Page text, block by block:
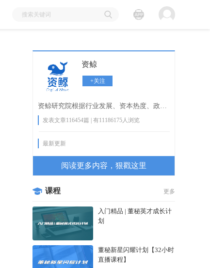
资鲸
+关注
资鲸研究院根据行业发展、资本热度、政策导向等定期输出或转载高质量研究报告，研究方向覆盖人工智能、5G、区块链、医疗、金融、物流、​教育等多个领域，帮助政府、企业、投资机构等快速了解行业动态。
发表文章116454篇 | 有11186175人浏览
最新更新
阅读更多内容，狠戳这里
课程 更多
入门精品 | 董秘英才成长计
划
董秘新星闪耀计划【32小时
直播课程】